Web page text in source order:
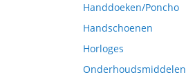
Handdoeken/Poncho
Handschoenen
Horloges
Onderhoudsmiddelen